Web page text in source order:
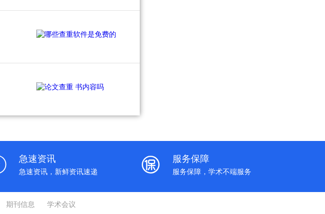
急速资讯
急速资讯，新鲜资讯速递
服务保障
服务保障，学术不端服务
期刊信息 学术会议